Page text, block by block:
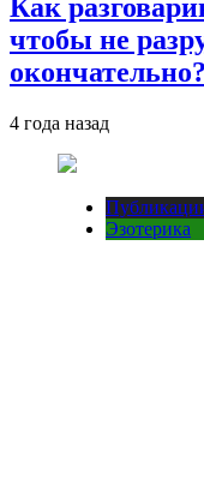
Как
чтобы не
окончательно?
4 года назад
Эзотерика